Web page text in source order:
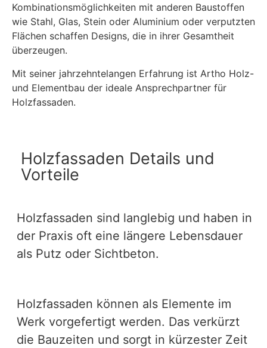
Kombinationsmöglichkeiten mit anderen Baustoffen
wie Stahl, Glas, Stein oder Aluminium oder verputzten
Flächen schaffen Designs, die in ihrer Gesamtheit
überzeugen.
Mit seiner jahrzehntelangen Erfahrung ist Artho Holz-
und Elementbau der ideale Ansprechpartner für
Holzfassaden.
Holzfassaden Details und
Vorteile
Holzfassaden sind langlebig und haben in
der Praxis oft eine längere Lebensdauer
als Putz oder Sichtbeton.
Holzfassaden können als Elemente im
Werk vorgefertigt werden. Das verkürzt
die Bauzeiten und sorgt in kürzester Zeit